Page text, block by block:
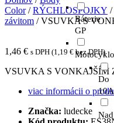
Báterie
GP
Do
Nad
Color/RÝCHLOSPOJKY /
závitom / VSUVKA S
1,46 € s DPH (1,19 €bez DPH)
VSUVKA S
viac informácii o
Značka: ludecke